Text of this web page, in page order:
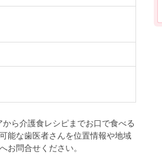
ら介護食レシピまでお口で食べる
能な歯医者さんを位置情報や地域
問合せください。